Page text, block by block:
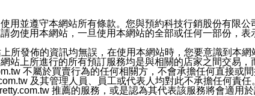
地址與您取得聯絡並傳送或宣傳本網站各項服務之資料
息給您。即使未加入本公司/本服務好友，您仍可接收到
有效且重要的訊息為限，以廣告或其他目的的訊息皆不會
服務所傳來的電話號碼比對相符。
同意接收通知型訊息。
方帳號。
用並遵守本網站所有條款。您與預約科技行銷股份有限
勿使用本網站，一旦使用本網站的全部或任何一部份，表
所發佈的資訊均無誤，在使用本網站時，您要意識到本
站上所進行的所有預訂服務均是與相關的店家之間交易
不屬於買賣行為的任何相關方，不會承擔任何直接
及其管理人員、員工或代表人均對此不承擔任何責
推薦的服務，或是認為其代表該服務將會適用